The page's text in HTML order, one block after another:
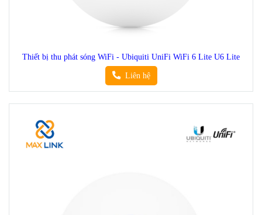
Thiết bị thu phát sóng WiFi - Ubiquiti UniFi WiFi 6 Lite U6 Lite
Liên hệ